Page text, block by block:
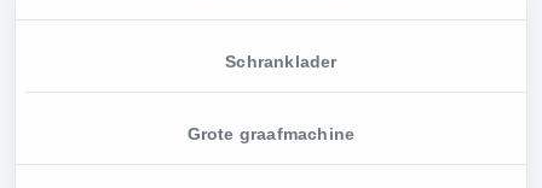
Schranklader
Grote graafmachine